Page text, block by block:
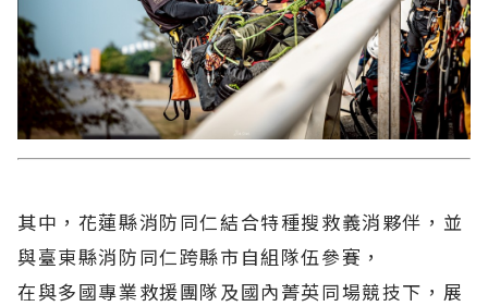
其中，花蓮縣消防同仁結合特種搜救義消夥伴，並
與臺東縣消防同仁跨縣市自組隊伍參賽，
在與多國專業救援團隊及國內菁英同場競技下，展